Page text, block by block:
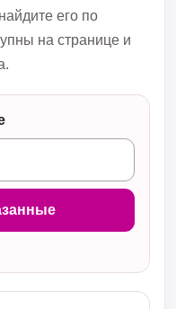
его по
на странице и